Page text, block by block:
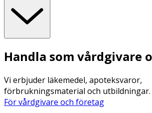
Handla som vårdgivare
Vi erbjuder läkemedel, apoteksvaror,
förbrukningsmaterial och utbildningar.
För vårdgivare och företag